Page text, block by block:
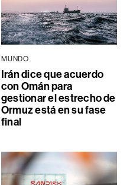
MUNDO
Irán dice que acuerdo
con Omán para
gestionar el estrecho de
Ormuz está en su fase
final